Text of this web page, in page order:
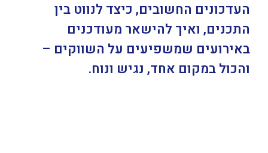
העדכונים החשובים, כיצד לנווט בין
התכנים, ואיך להישאר מעודכנים
באירועים שמשפיעים על השווקים –
והכול במקום אחד, נגיש ונוח.